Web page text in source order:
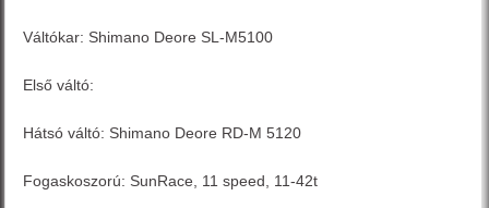
Váltókar: Shimano Deore SL-M5100
Első váltó:
Hátsó váltó: Shimano Deore RD-M 5120
Fogaskoszorú: SunRace, 11 speed, 11-42t